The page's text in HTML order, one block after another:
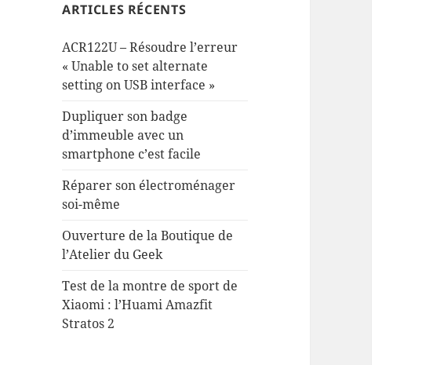
ARTICLES RÉCENTS
ACR122U – Résoudre l’erreur
« Unable to set alternate
setting on USB interface »
Dupliquer son badge
d’immeuble avec un
smartphone c’est facile
Réparer son électroménager
soi-même
Ouverture de la Boutique de
l’Atelier du Geek
Test de la montre de sport de
Xiaomi : l’Huami Amazfit
Stratos 2